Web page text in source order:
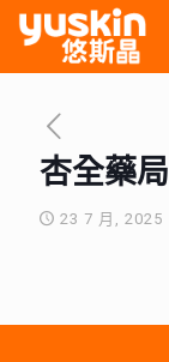
杏全藥局
23 7 月, 2025